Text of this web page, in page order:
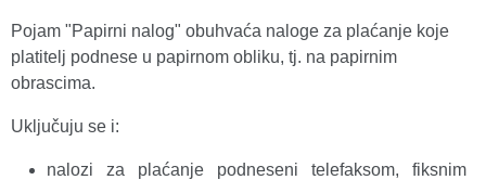
Pojam "Papirni nalog" obuhvaća naloge za plaćanje koje
platitelj podnese u papirnom obliku, tj. na papirnim
obrascima.
Uključuju se i:
nalozi za plaćanje podneseni telefaksom, fiksnim